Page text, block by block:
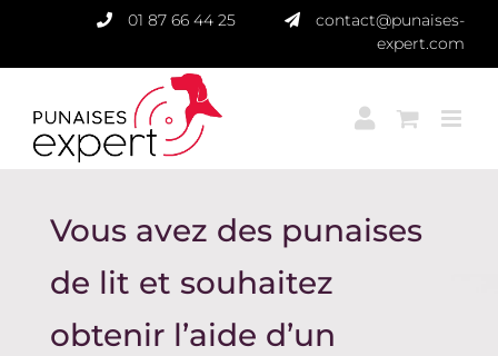
contenu
01 87 66 44 25
contact@punaises-
expert.com
Vous avez des punaises
de lit et souhaitez
obtenir l’aide d’un